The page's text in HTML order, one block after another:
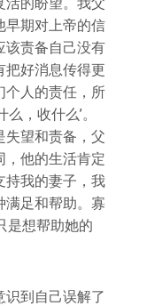
早期对上帝的信
该责备自己没有
把好消息传得更
个人的责任，所
，收什么’。
失望和责备，父
，他的生活肯定
持我的妻子，我
满足和帮助。寡
是想帮助她的
识到自己误解了